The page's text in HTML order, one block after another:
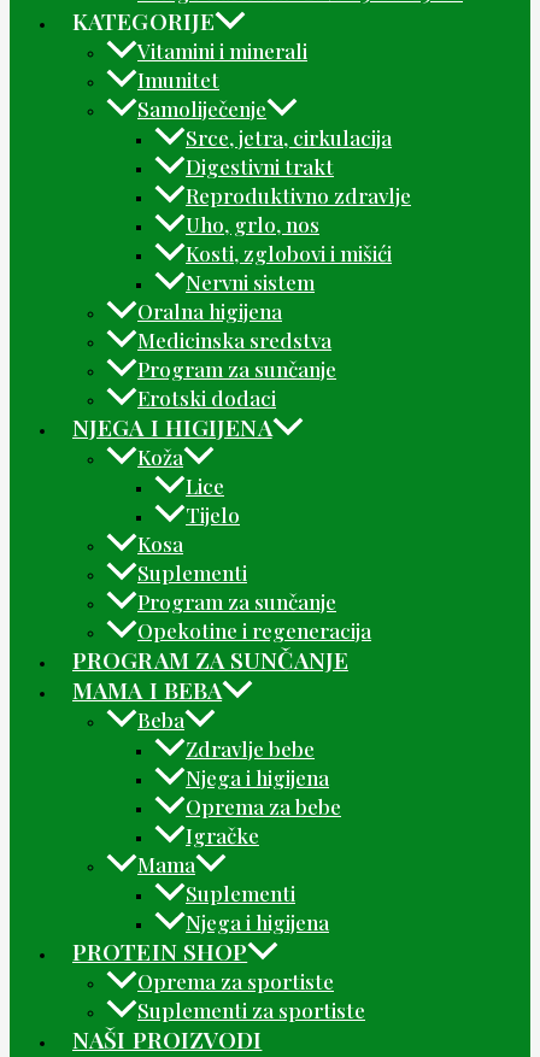
KATEGORIJE
Vitamini i minerali
Imunitet
Samoliječenje
Srce, jetra, cirkulacija
Digestivni trakt
Reproduktivno zdravlje
Uho, grlo, nos
Kosti, zglobovi i mišići
Nervni sistem
Oralna higijena
Medicinska sredstva
Program za sunčanje
Erotski dodaci
NJEGA I HIGIJENA
Koža
Lice
Tijelo
Kosa
Suplementi
Program za sunčanje
Opekotine i regeneracija
PROGRAM ZA SUNČANJE
MAMA I BEBA
Beba
Zdravlje bebe
Njega i higijena
Oprema za bebe
Igračke
Mama
Suplementi
Njega i higijena
PROTEIN SHOP
Oprema za sportiste
Suplementi za sportiste
NAŠI PROIZVODI